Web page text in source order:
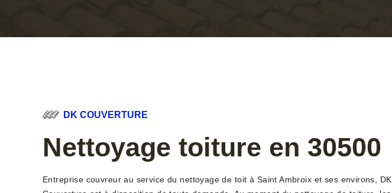
DK COUVERTURE
Nettoyage toiture en 30500
Entreprise couvreur au service du nettoyage de toit à Saint Ambroix et ses environs, DK